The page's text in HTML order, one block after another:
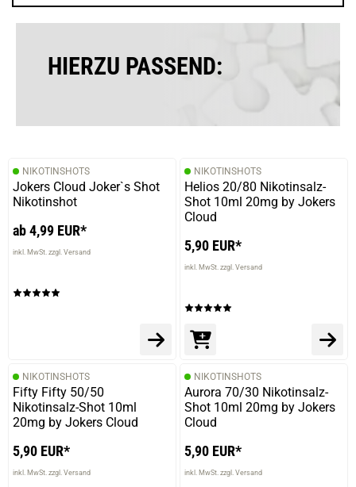
Stephan W.
Die Bewertung erfolgte ohne Abgabe eines Kommentars
11.02.2026 — via
Trustedshops.de
verifizierter Onlinekauf.
Die Bewertung erfolgte ohne Abgabe eines Kommentars
23.11.2025 — via
Trustedshops.de
Uwe B.
verifizierter Onlinekauf.
Die Bewertung erfolgte ohne Abgabe eines Kommentars
HIERZU PASSEND:
NIKOTINSHOTS
Jokers Cloud Joker`s Shot
Nikotinshot
ab 4,99 EUR*
inkl. MwSt. zzgl. Versand
NIKOTINSHOTS
Helios 20/80 Nikotinsalz-
Shot 10ml 20mg by Jokers
Cloud
5,90 EUR*
inkl. MwSt. zzgl. Versand
NIKOTINSHOTS
Fifty Fifty 50/50
Nikotinsalz-Shot 10ml
20mg by Jokers Cloud
5,90 EUR*
inkl. MwSt. zzgl. Versand
NIKOTINSHOTS
Aurora 70/30 Nikotinsalz-
Shot 10ml 20mg by Jokers
Cloud
5,90 EUR*
inkl. MwSt. zzgl. Versand